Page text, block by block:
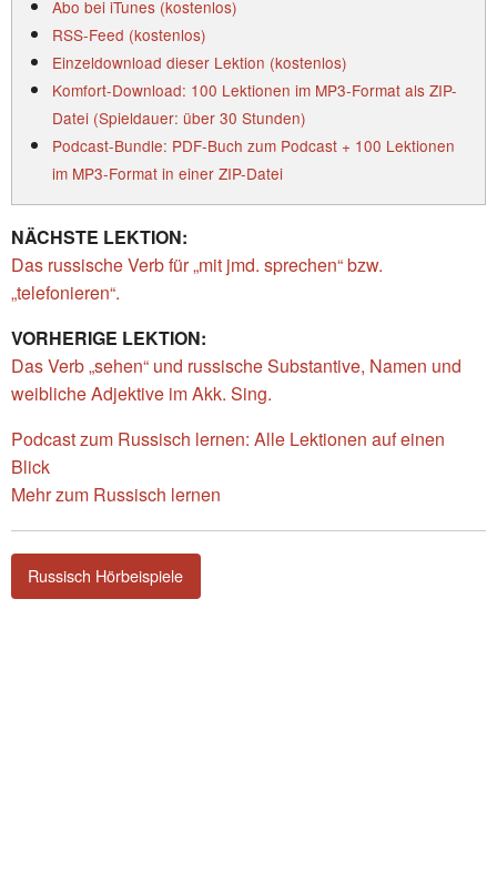
Abo bei iTunes (kostenlos)
RSS-Feed (kostenlos)
Einzeldownload dieser Lektion (kostenlos)
Komfort-Download: 100 Lektionen im MP3-Format als ZIP-
Datei (Spieldauer: über 30 Stunden)
Podcast-Bundle: PDF-Buch zum Podcast + 100 Lektionen
im MP3-Format in einer ZIP-Datei
NÄCHSTE LEKTION:
Das russische Verb für „mit jmd. sprechen“ bzw.
„telefonieren“.
VORHERIGE LEKTION:
Das Verb „sehen“ und russische Substantive, Namen und
weibliche Adjektive im Akk. Sing.
Podcast zum Russisch lernen: Alle Lektionen auf einen
Blick
Mehr zum Russisch lernen
Russisch Hörbeispiele